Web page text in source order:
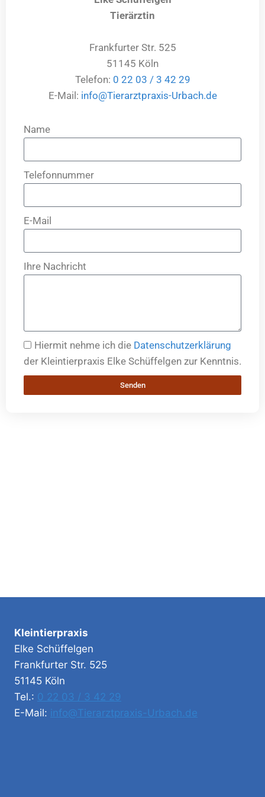
Tierärztin
Frankfurter Str. 525
51145 Köln
Telefon: 0 22 03 / 3 42 29
E-Mail: info@Tierarztpraxis-Urbach.de
Name
Telefonnummer
E-Mail
Ihre Nachricht
Hiermit nehme ich die Datenschutzerklärung
der Kleintierpraxis Elke Schüffelgen zur Kenntnis.
Senden
Kleintierpraxis
Elke Schüffelgen
Frankfurter Str. 525
51145 Köln
Tel.: 0 22 03 / 3 42 29
E-Mail: info@Tierarztpraxis-Urbach.de